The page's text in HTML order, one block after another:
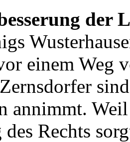
der
einem Weg
annimmt.
des Rechts